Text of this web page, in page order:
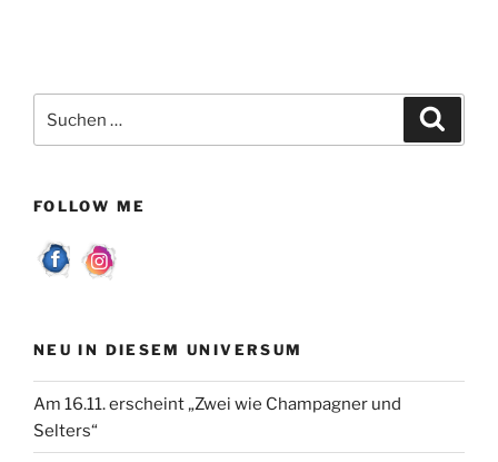
nach:
FOLLOW ME
NEU IN DIESEM UNIVERSUM
Am 16.11. erscheint „Zwei wie Champagner und
Selters“